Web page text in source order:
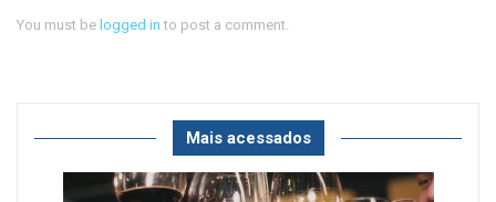
You must be logged in to post a comment.
Mais acessados